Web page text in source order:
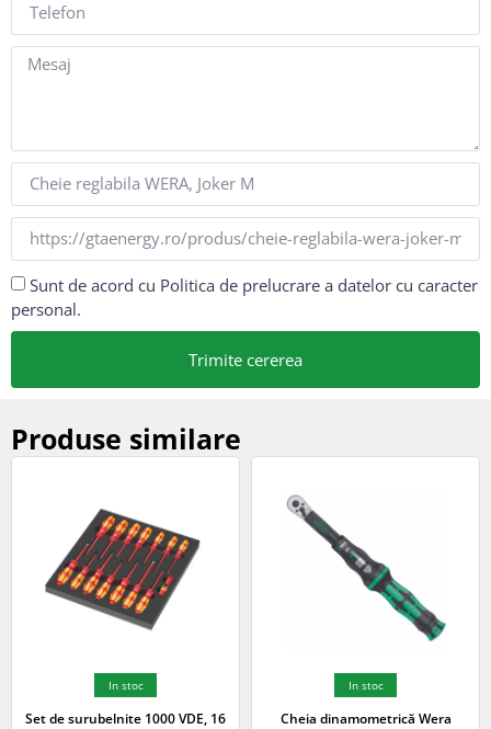
Sunt de acord cu Politica de prelucrare a datelor cu caracter
personal.
Trimite cererea
Produse similare
In stoc
Set de surubelnite 1000 VDE, 16
In stoc
Cheia dinamometrică Wera